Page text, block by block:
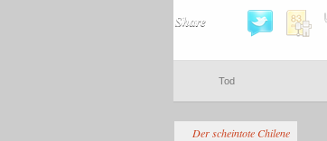
Share
Tod
Der scheintote Chilene